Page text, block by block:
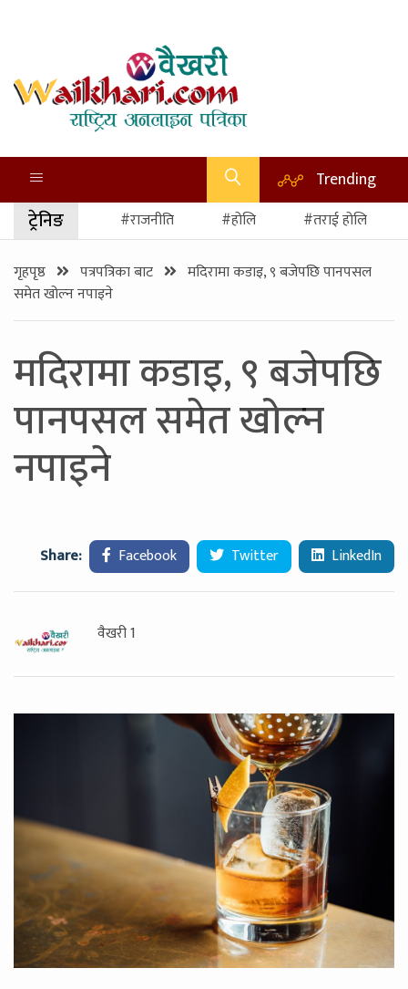
Trending
ट्रेनिङ #राजनीति #होलि #तराई होलि
गृहपृष्ठ पत्रपत्रिका बाट
मदिरामा कडाइ, ९ बजेपछि पानपसल
समेत खोल्न नपाइने
मदिरामा कडाइ, ९ बजेपछि
पानपसल समेत खोल्न
नपाइने
Share: Facebook Twitter LinkedIn
वैखरी 1